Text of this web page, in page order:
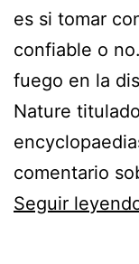
es si tomar
confiable o
fuego en la
Nature
comentario
Seguir